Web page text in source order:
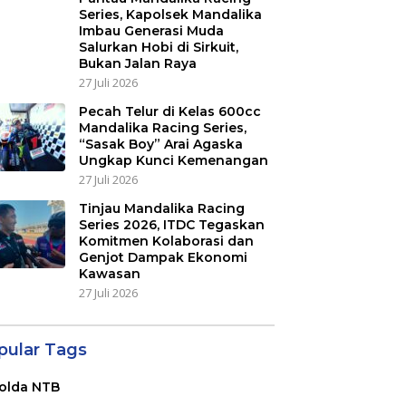
Series, Kapolsek Mandalika
Imbau Generasi Muda
Salurkan Hobi di Sirkuit,
Bukan Jalan Raya
27 Juli 2026
Pecah Telur di Kelas 600cc
Mandalika Racing Series,
“Sasak Boy” Arai Agaska
Ungkap Kunci Kemenangan
27 Juli 2026
Tinjau Mandalika Racing
Series 2026, ITDC Tegaskan
Komitmen Kolaborasi dan
Genjot Dampak Ekonomi
Kawasan
27 Juli 2026
Tags
NTB